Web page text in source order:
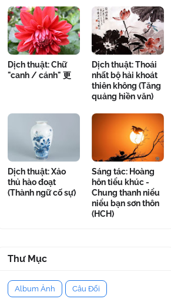
Dịch thuật: Chữ
"canh / cánh" 更
Dịch thuật: Thoái
nhất bộ hải khoát
thiên không (Tăng
quảng hiền văn)
Dịch thuật: Xảo
thủ hào đoạt
(Thành ngữ cố sự)
Sáng tác: Hoàng
hôn tiểu khúc -
Chung thanh niểu
niểu bạn sơn thôn
(HCH)
Thư Mục
Album Ảnh Câu Đối